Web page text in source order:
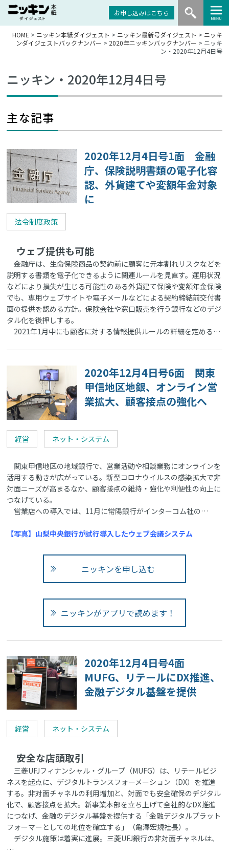
お申し込みはこちら
HOME > ニッキン本紙ダイジェスト > ニッキン最新号ダイジェスト > ニッキ
ンダイジェストバックナンバー > 2020年ニッキンバックナンバー > ニッキ
ン・2020年12月4日号
ニッキン・2020年12月4日号
主な記事
2020年12月4日号1面 金融
庁、保険説明書類の電子化容
認、外貨建てや変額年金対象
に
法令制度政策
ウェブ提供も可能
金融庁は、生命保険商品の契約前に顧客に元本割れリスクなどを
説明する書類を電子化できるように関連ルールを見直す。運用状況
などにより損失が生じる可能性のある外貨建て保険や変額年金保険
でも、専用ウェブサイトや電子メールなどによる契約締結前交付書
面の提供を認める方針。保険会社や窓口販売を行う銀行などのデジ
タル化を後押しする。
2021年1月中にも顧客に対する情報提供ルールの詳細を定める…
2020年12月4日号6面 関東
甲信地区地銀、オンライン営
業拡大、顧客接点の強化へ
経営 ネット・システム
関東甲信地区の地域銀行で、営業活動や相談業務にオンラインを
活用する動きが広がっている。新型コロナウイルスの感染拡大で非
対面ニーズが高まるなか、顧客接点の維持・強化や利便性の向上に
つなげている。
営業店への導入では、11月に常陽銀行がインターコム社の…
【写真】山梨中央銀行が試行導入したウェブ会議システム
ニッキンを申し込む
ニッキンがアプリで読めます！
2020年12月4日号4面
MUFG、リテールにDX推進、
金融デジタル基盤を提供
経営 ネット・システム
安全な店頭取引
三菱UFJフィナンシャル・グループ（MUFG）は、リテールビジ
ネスを起点に、デジタルトランスフォーメーション（DX）を推進
する。非対面チャネルの利用増加と、対面でも安全確保のデジタル
化で、顧客接点を拡大。新事業本部を立ち上げて全社的なDX推進
につなげ、金融のデジタル基盤を提供する「金融デジタルプラット
フォーマーとしての地位を確立する」（亀澤宏規社長）。
デジタル施策は着実に進展。三菱UFJ銀行の非対面チャネルは、
…